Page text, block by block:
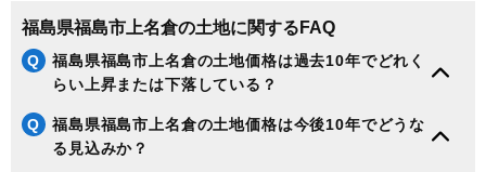
福島県福島市上名倉の土地に関するFAQ
Q
福島県福島市上名倉の土地価格は過去10年でどれく
らい上昇または下落している？
Q
福島県福島市上名倉の土地価格は今後10年でどうな
る見込みか？